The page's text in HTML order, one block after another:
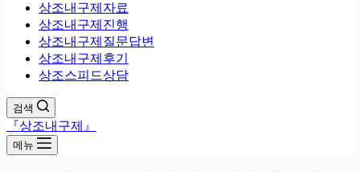
상조내구제자료
상조내구제진행
상조내구제질문답변
상조내구제후기
상조스피드상담
검색
『상조내구제』
메뉴